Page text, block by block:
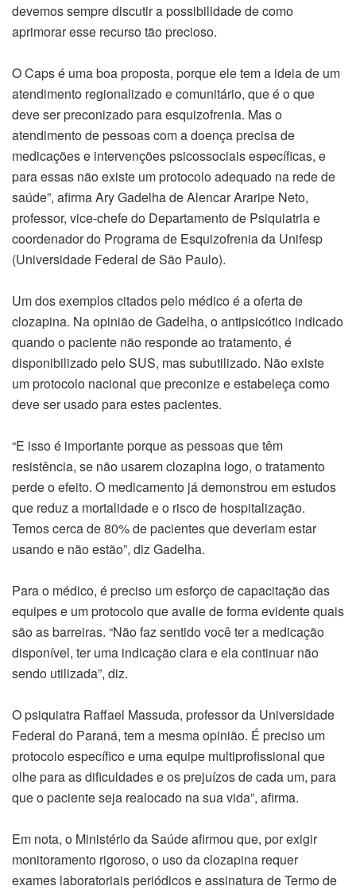
devemos sempre discutir a possibilidade de como
aprimorar esse recurso tão precioso.
O Caps é uma boa proposta, porque ele tem a ideia de um
atendimento regionalizado e comunitário, que é o que
deve ser preconizado para esquizofrenia. Mas o
atendimento de pessoas com a doença precisa de
medicações e intervenções psicossociais específicas, e
para essas não existe um protocolo adequado na rede de
saúde”, afirma Ary Gadelha de Alencar Araripe Neto,
professor, vice-chefe do Departamento de Psiquiatria e
coordenador do Programa de Esquizofrenia da Unifesp
(Universidade Federal de São Paulo).
Um dos exemplos citados pelo médico é a oferta de
clozapina. Na opinião de Gadelha, o antipsicótico indicado
quando o paciente não responde ao tratamento, é
disponibilizado pelo SUS, mas subutilizado. Não existe
um protocolo nacional que preconize e estabeleça como
deve ser usado para estes pacientes.
“E isso é importante porque as pessoas que têm
resistência, se não usarem clozapina logo, o tratamento
perde o efeito. O medicamento já demonstrou em estudos
que reduz a mortalidade e o risco de hospitalização.
Temos cerca de 80% de pacientes que deveriam estar
usando e não estão”, diz Gadelha.
Para o médico, é preciso um esforço de capacitação das
equipes e um protocolo que avalie de forma evidente quais
são as barreiras. “Não faz sentido você ter a medicação
disponível, ter uma indicação clara e ela continuar não
sendo utilizada”, diz.
O psiquiatra Raffael Massuda, professor da Universidade
Federal do Paraná, tem a mesma opinião. É preciso um
protocolo específico e uma equipe multiprofissional que
olhe para as dificuldades e os prejuízos de cada um, para
que o paciente seja realocado na sua vida”, afirma.
Em nota, o Ministério da Saúde afirmou que, por exigir
monitoramento rigoroso, o uso da clozapina requer
exames laboratoriais periódicos e assinatura de Termo de